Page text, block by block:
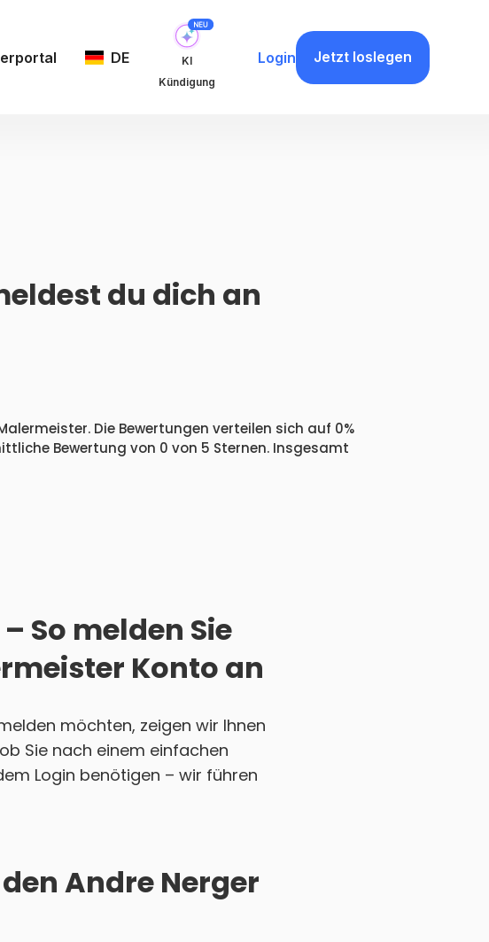
DE
KI
Kündigung
Login Jetzt loslegen
du dich an
Die Bewertungen verteilen sich auf 0%
Bewertung von 0 von 5 Sternen. Insgesamt
So melden Sie
Konto an
möchten, zeigen wir Ihnen
Sie nach einem einfachen
Login benötigen – wir führen
Andre Nerger